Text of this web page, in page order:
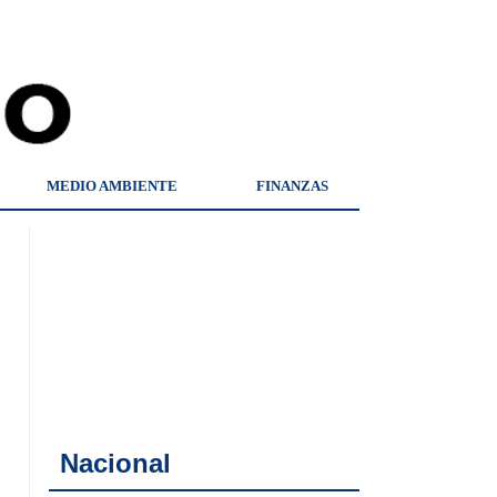
MEDIO AMBIENTE FINANZAS
Nacional